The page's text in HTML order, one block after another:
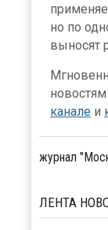
но по
выносят
новостям
канале и
журнал
ЛЕНТА